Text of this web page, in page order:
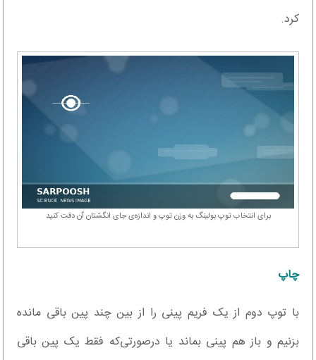
کرد.
برای انتخاب توپ بولینگ به وزن توپ و اندازه‌ی جای انگشتان آن دقت کنید
چاپ
با توپ دوم از یک فریم پینی را از بین چند پین باقی مانده
بزنیم و باز هم پینی بماند یا در‌صورتی‌که فقط یک پین باقی